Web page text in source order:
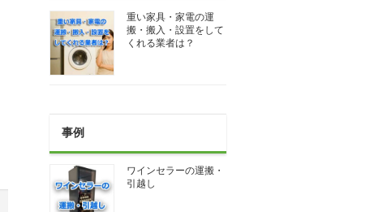
重い家具・家電の運
搬・搬入・設置をして
くれる業者は？
事例
ワインセラーの運搬・
引越し